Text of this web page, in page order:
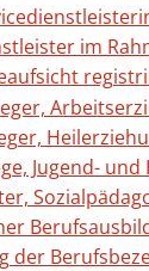
im
Jugend-
der